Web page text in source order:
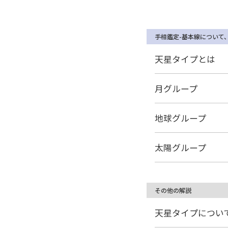
手相鑑定-基本線について
天星タイプとは
月グループ
地球グループ
太陽グループ
その他の解説
天星タイプについ